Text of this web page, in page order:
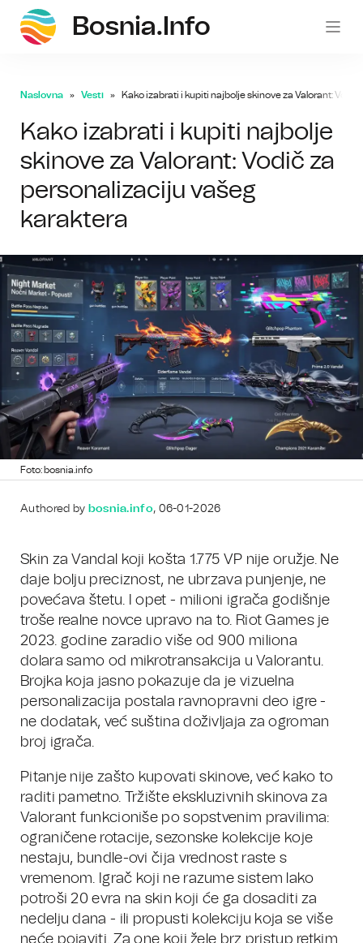
Bosnia.info
Naslovna Vesti Kako izabrati i kupiti najbolje skinove za Valorant:
Kako izabrati i kupiti najbolje
skinove za Valorant: Vodič za
personalizaciju vašeg
karaktera
Foto: bosnia.info
Authored by bosnia.info, 06-01-2026
Skin za Vandal koji košta 1.775 VP nije oružje. Ne
daje bolju preciznost, ne ubrzava punjenje, ne
povećava štetu. I opet - milioni igrača godišnje
troše realne novce upravo na to. Riot Games je
2023. godine zaradio više od 900 miliona
dolara samo od mikrotransakcija u Valorantu.
Brojka koja jasno pokazuje da je vizuelna
personalizacija postala ravnopravni deo igre -
ne dodatak, već suština doživljaja za ogroman
broj igrača.
Pitanje nije zašto kupovati skinove, već kako to
raditi pametno. Tržište ekskluzivnih skinova za
Valorant funkcioniše po sopstvenim pravilima:
ograničene rotacije, sezonske kolekcije koje
nestaju, bundle-ovi čija vrednost raste s
vremenom. Igrač koji ne razume sistem lako
potroši 20 evra na skin koji će ga dosaditi za
nedelju dana - ili propusti kolekciju koja se više
neće pojaviti. Za one koji žele brz pristup retkim